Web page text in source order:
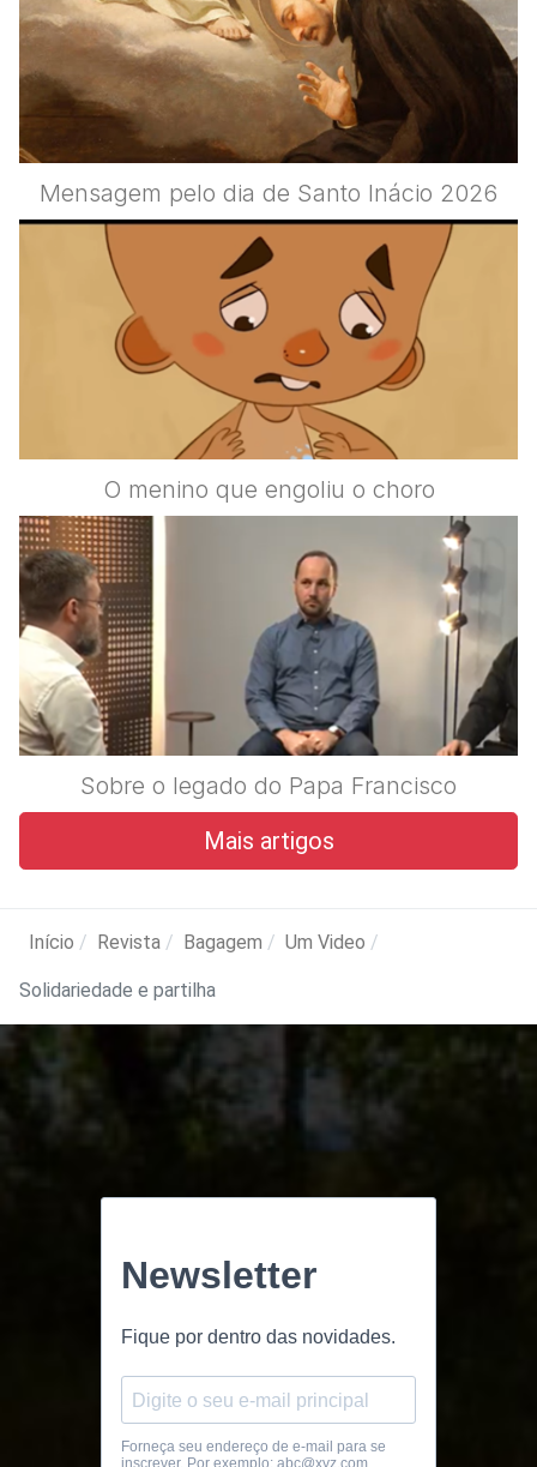
Mensagem pelo dia de Santo Inácio 2026
O menino que engoliu o choro
Sobre o legado do Papa Francisco
Mais artigos
Início Revista Bagagem Um Video
Solidariedade e partilha